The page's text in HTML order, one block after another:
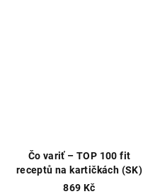
Čo variť – TOP 100 fit
receptů na kartičkách (SK)
869 Kč